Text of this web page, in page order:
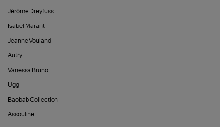
Jérôme Dreyfuss
Isabel Marant
Jeanne Vouland
Autry
Vanessa Bruno
Ugg
Baobab Collection
Assouline